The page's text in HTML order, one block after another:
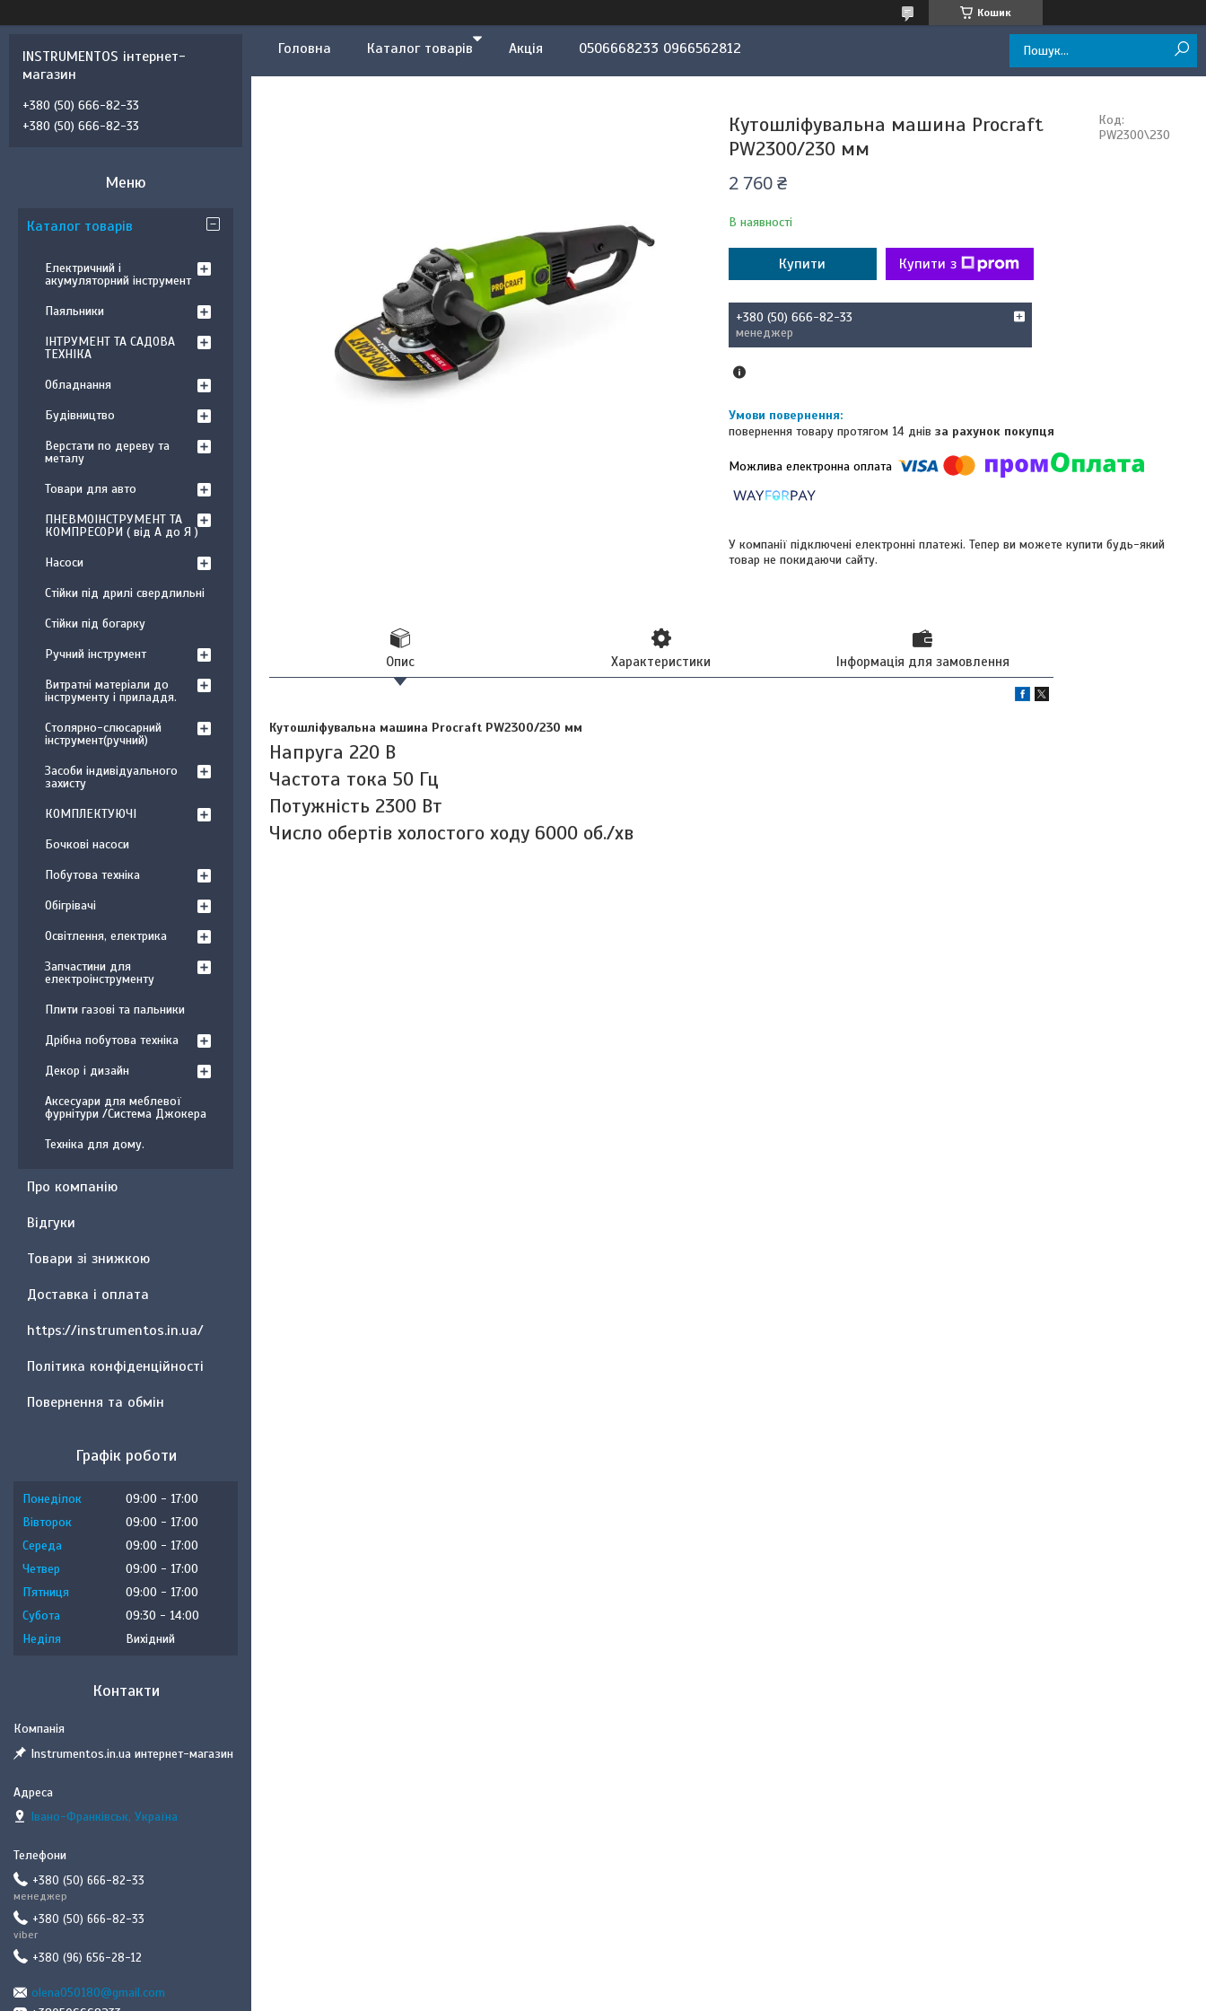
Кошик
Головна Каталог товарів Акція 0506668233 0966562812
Кутошліфувальна машина Procraft
PW2300/230 мм
2 760 ₴
В наявності
Код:
PW2300\230
Купити Купити з
+380 (50) 666-82-33
менеджер
повернення товару протягом 14 днів за рахунок покупця
У компанії підключені електронні платежі. Тепер ви можете купити будь-який
товар не покидаючи сайту.
Опис Характеристики Інформація для замовлення
Кутошліфувальна машина Procraft PW2300/230 мм
Напруга 220 В
Частота тока 50 Гц
Потужність 2300 Вт
Число обертів холостого ходу 6000 об./хв
INSTRUMENTOS інтернет-
магазин
+380 (50) 666-82-33
+380 (50) 666-82-33
Каталог товарів
Електричний і
акумуляторний інструмент
Паяльники
ІНТРУМЕНТ ТА САДОВА
ТЕХНІКА
Обладнання
Будівництво
Верстати по дереву та
металу
Товари для авто
ПНЕВМОІНСТРУМЕНТ ТА
КОМПРЕСОРИ ( від А до Я )
Насоси
Стійки під дрилі свердлильні
Стійки під богарку
Ручний інструмент
Витратні матеріали до
інструменту і приладдя.
Столярно-слюсарний
інструмент(ручний)
Засоби індивідуального
захисту
КОМПЛЕКТУЮЧІ
Бочкові насоси
Побутова техніка
Обігрівачі
Освітлення, електрика
Запчастини для
електроінструменту
Плити газові та пальники
Дрібна побутова техніка
Декор і дизайн
Аксесуари для меблевої
фурнітури /Система Джокера
Техніка для дому.
Про компанію
Відгуки
Товари зі знижкою
Доставка і оплата
https://instrumentos.in.ua/
Політика конфіденційності
Повернення та обмін
Графік роботи
Понеділок 09:00
17:00
Вівторок
09:00
17:00
Середа
09:00
17:00
Четвер
09:00
17:00
Пʼятниця
09:00
17:00
Субота
09:30
14:00
Неділя
Вихідний
Контакти
Instrumentos.in.ua интернет-магазин
Івано-Франківськ, Україна
+380 (50) 666-82-33
менеджер
+380 (50) 666-82-33
viber
+380 (96) 656-28-12
olena050180@gmail.com